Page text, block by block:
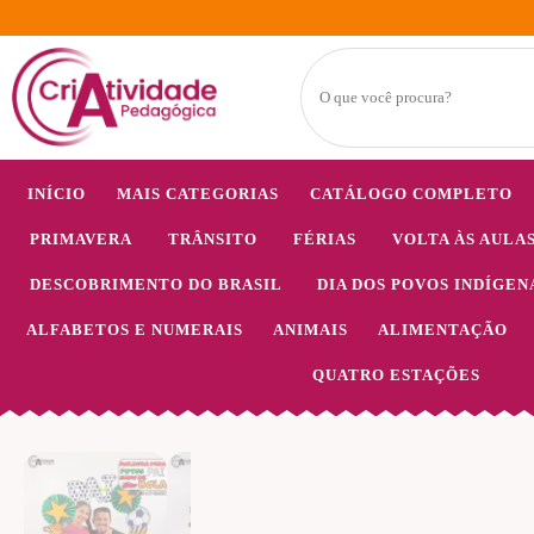
INÍCIO MAIS CATEGORIAS CATÁLOGO COMPLETO
PRIMAVERA TRÂNSITO FÉRIAS VOLTA ÀS
DESCOBRIMENTO DO BRASIL DIA DOS POVOS
ALFABETOS E NUMERAIS ANIMAIS ALIMENTAÇÃO
QUATRO ESTAÇÕES